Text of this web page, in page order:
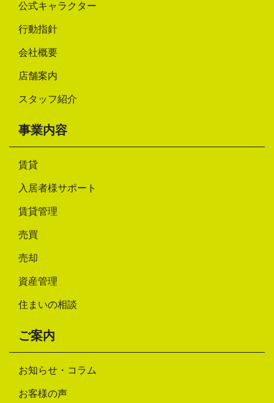
公式キャラクター
行動指針
会社概要
店舗案内
スタッフ紹介
事業内容
賃貸
入居者様サポート
賃貸管理
売買
売却
資産管理
住まいの相談
ご案内
お知らせ・コラム
お客様の声